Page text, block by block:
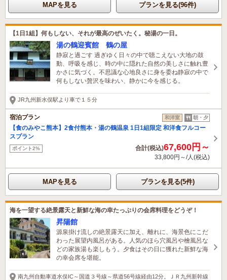
MAPを見る プランを見る(96件)
【1日1組】何もしない、それが最高のぜいたく。秘湯の一日。
湯の鶴迎賓館 鶴の屋
静寂と過ごす 過ぎゆく日々の中で聴こえない大地の鼓
動、呼吸を感じ、時の中に隠れた自然の美しさに触れ豊
かさに気づく。不思議な心地良さに身を委ね静寂の中で
何もしない贅沢を味わい、静かに今を感じる。
JR九州新水俣駅より車で１５分
宿泊プラン 和洋室 朝・夕
【食のみやこ熊本】2食付熊本・湯の鶴温泉 1日1組限定 和洋食フルコー
スプラン
ポイント2% 合計(税込)67,600円～
33,800円～/人(税込)
MAPを見る プランを見る(5件)
海を一望する絶景露天と新鮮な海の幸たっぷりの会席料理をどうぞ！
昇陽館
源泉掛け流しの絶景露天に加え、離れに、海景色にこだ
わった展望内風呂がある。人気のほら穴風呂や檜風呂な
どの家族湯も楽しもう。夕食はその日に獲れた新鮮な海
の幸会席を堪能。
南九州自動車道水俣IC～国道３号線～県道56号線経由12分。ＪＲ九州新幹線